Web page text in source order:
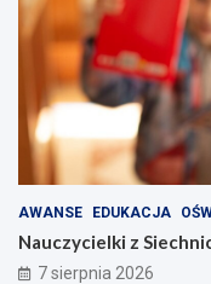
AWANSE EDUKACJA
Nauczycielki z
7 sierpnia 2026